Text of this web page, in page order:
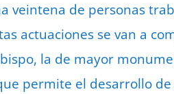
veintena de personas
actuaciones se van a
la de mayor
permite el desarrollo